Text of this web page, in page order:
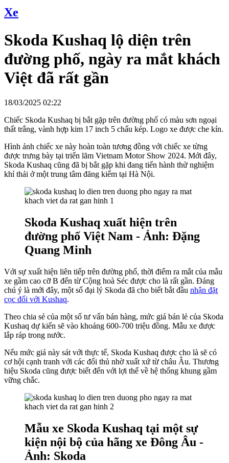
Xe
Skoda Kushaq lộ diện trên
đường phố, ngày ra mắt khách
Việt đã rất gần
18/03/2025 02:22
Chiếc Skoda Kushaq bị bắt gặp trên đường phố có màu sơn ngoại
thất trắng, vành hợp kim 17 inch 5 chấu kép. Logo xe được che kín.
Hình ảnh chiếc xe này hoàn toàn tương đồng với chiếc xe từng
được trưng bày tại triển lãm Vietnam Motor Show 2024. Mới đây,
Skoda Kushaq cũng đã bị bắt gặp khi đang tiến hành thử nghiệm
khí thải ở một trung tâm đăng kiểm tại Hà Nội.
Skoda Kushaq xuất hiện trên
đường phố Việt Nam - Ảnh: Đặng
Quang Minh
Với sự xuất hiện liên tiếp trên đường phố, thời điểm ra mắt của mẫu
xe gầm cao cỡ B đến từ Cộng hoà Séc được cho là rất gần. Đáng
chú ý là mới đây, một số đại lý Skoda đã cho biết bắt đầu nhận đặt
cọc đối với Kushaq.
Theo chia sẻ của một số tư vấn bán hàng, mức giá bán lẻ của Skoda
Kushaq dự kiến sẽ vào khoảng 600-700 triệu đồng. Mẫu xe được
lắp ráp trong nước.
Nếu mức giá này sát với thực tế, Skoda Kushaq được cho là sẽ có
cơ hội cạnh tranh với các đối thủ nhờ xuất xứ từ châu Âu. Thương
hiệu Skoda cũng được biết đến với lợi thế về hệ thống khung gầm
vững chắc.
Mẫu xe Skoda Kushaq tại một sự
kiện nội bộ của hãng xe Đông Âu -
Ảnh: Skoda